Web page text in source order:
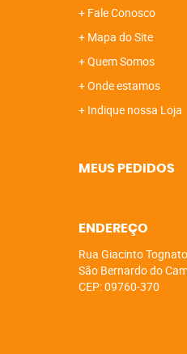
Fale Conosco
Mapa do Site
Quem Somos
Onde estamos
Indique nossa Loja
MEUS PEDIDOS
ENDEREÇO
Rua Giacinto
São Bernardo do
CEP: 09760-370